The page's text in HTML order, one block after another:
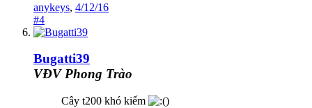
anykeys, 4/12/16
#4
Bugatti39
VĐV Phong Trào
Cây t200 khó kiếm
)